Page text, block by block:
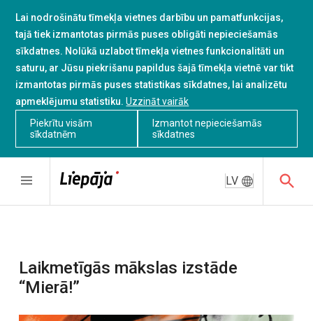
Lai nodrošinātu tīmekļa vietnes darbību un pamatfunkcijas,
tajā tiek izmantotas pirmās puses obligāti nepieciešamās
sīkdatnes. Nolūkā uzlabot tīmekļa vietnes funkcionalitāti un
saturu, ar Jūsu piekrišanu papildus šajā tīmekļa vietnē var tikt
izmantotas pirmās puses statistikas sīkdatnes, lai analizētu
apmeklējumu statistiku. Uzzināt vairāk
Piekrītu visām
sīkdatnēm
Izmantot nepieciešamās
sīkdatnes
LV
Laikmetīgās mākslas izstāde
“Mierā!”